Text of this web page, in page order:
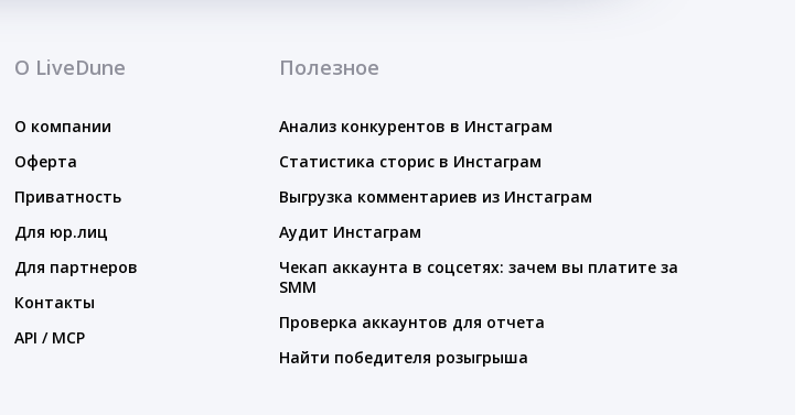
О LiveDune
О компании
Оферта
Приватность
Для юр.лиц
Для партнеров
Контакты
API / MCP
Полезное
Анализ конкурентов в Инстаграм
Статистика сторис в Инстаграм
Выгрузка комментариев из Инстаграм
Аудит Инстаграм
Чекап аккаунта в соцсетях: зачем вы платите за
SMM
Проверка аккаунтов для отчета
Найти победителя розыгрыша